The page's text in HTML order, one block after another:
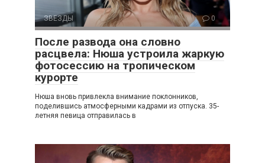
ЗВЕЗДЫ 0
После развода она словно
расцвела: Нюша устроила жаркую
фотосессию на тропическом
курорте
Нюша вновь привлекла внимание поклонников,
поделившись атмосферными кадрами из отпуска. 35-
летняя певица отправилась в